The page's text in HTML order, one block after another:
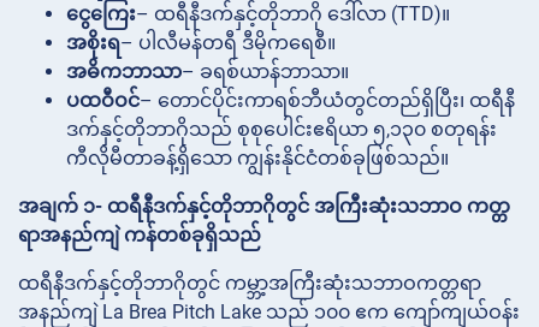
ငွေကြေး– ထရီနီဒက်နှင့်တိုဘာဂို ဒေါ်လာ (TTD)။
အစိုးရ– ပါလီမန်တရီ ဒီမိုကရေစီ။
အဓိကဘာသာ– ခရစ်ယာန်ဘာသာ။
ပထဝီဝင်– တောင်ပိုင်းကာရစ်ဘီယံတွင်တည်ရှိပြီး၊ ထရီနီ
ဒက်နှင့်တိုဘာဂိုသည် စုစုပေါင်းဧရိယာ ၅,၁၃၀ စတုရန်း
ကီလိုမီတာခန့်ရှိသော ကျွန်းနိုင်ငံတစ်ခုဖြစ်သည်။
အချက် ၁- ထရီနီဒက်နှင့်တိုဘာဂိုတွင် အကြီးဆုံးသဘာဝ ကတ္တ
ရာအနည်ကျဲ ကန်တစ်ခုရှိသည်
ထရီနီဒက်နှင့်တိုဘာဂိုတွင် ကမ္ဘာ့အကြီးဆုံးသဘာဝကတ္တရာ
အနည်ကျဲ La Brea Pitch Lake သည် ၁၀၀ ဧက ကျော်ကျယ်ဝန်း